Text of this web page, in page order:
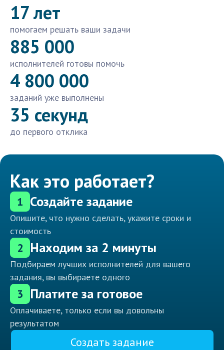
17 лет
помогаем решать ваши задачи
885 000
исполнителей готовы помочь
4 800 000
заданий уже выполнены
35 секунд
до первого отклика
Как это работает?
1 Создайте задание
Опишите, что нужно сделать, укажите сроки и
стоимость
2 Находим за 2 минуты
Подбираем лучших исполнителей для вашего
задания, вы выбираете одного
3 Платите за готовое
Оплачиваете, только если вы довольны
результатом
Создать задание